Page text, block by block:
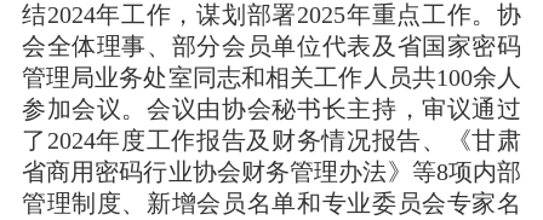
结2024年工作，谋划部署2025年重点工作。协
会全体理事、部分会员单位代表及省国家密码
管理局业务处室同志和相关工作人员共100余人
参加会议。会议由协会秘书长主持，审议通过
了2024年度工作报告及财务情况报告、《甘肃
省商用密码行业协会财务管理办法》等8项内部
管理制度、新增会员名单和专业委员会专家名